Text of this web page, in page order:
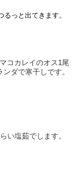
っと出てきます。
コカレイのオス1尾
ダで寒干しです。
い塩茹でします。